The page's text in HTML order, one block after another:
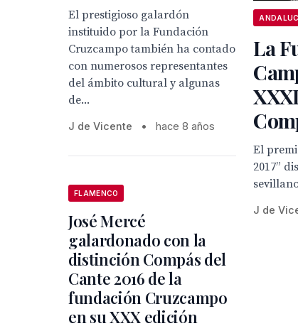
El prestigioso galardón
instituido por la Fundación
Cruzcampo también ha contado
con numerosos representantes
del ámbito cultural y algunas
de...
J de Vicente • hace 8 años
La
El
2017”
J de
FLAMENCO
José Mercé
galardonado con la
distinción Compás del
Cante 2016 de la
fundación Cruzcampo
en su XXX edición